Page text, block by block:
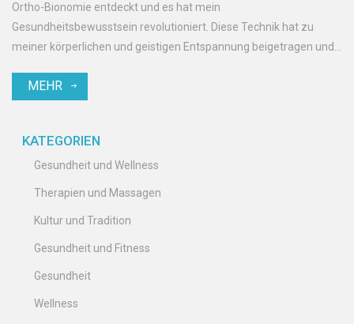
Ortho-Bionomie entdeckt und es hat mein
Gesundheitsbewusstsein revolutioniert. Diese Technik hat zu
meiner körperlichen und geistigen Entspannung beigetragen und
erwiesen. Ich kann es kaum erwarten, meine Erfahrungen mit
MEHR
KATEGORIEN
Gesundheit und Wellness
Therapien und Massagen
Kultur und Tradition
Gesundheit und Fitness
Gesundheit
Wellness